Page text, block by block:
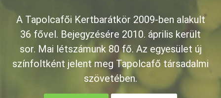
A Tapolcafői Kertbarátkör 2009-ben alakult
36 fővel. Bejegyzésére 2010. április került
sor. Mai létszámunk 80 fő. Az egyesület új
színfoltként jelent meg Tapolcafő társadalmi
szövetében.